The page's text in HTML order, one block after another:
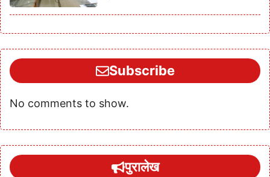
Subscribe
No comments to show.
पुरालेख